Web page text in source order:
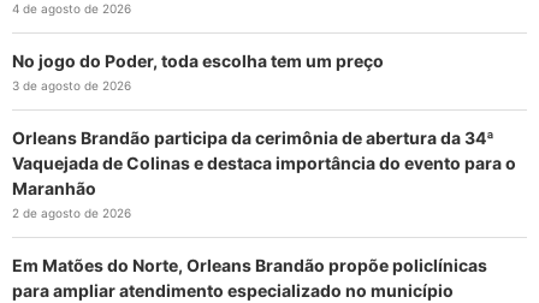
4 de agosto de 2026
No jogo do Poder, toda escolha tem um preço
3 de agosto de 2026
Orleans Brandão participa da cerimônia de abertura da 34ª
Vaquejada de Colinas e destaca importância do evento para o
Maranhão
2 de agosto de 2026
Em Matões do Norte, Orleans Brandão propõe policlínicas
para ampliar atendimento especializado no município